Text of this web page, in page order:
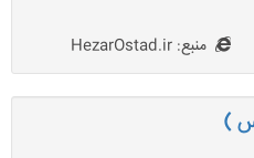
منبع: HezarOstad.ir
)